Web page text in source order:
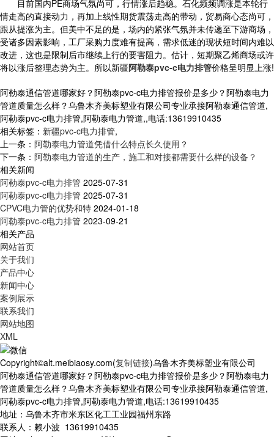
目前国内PE商场气氛尚可，行情涨后趋稳。石化频频调涨是本轮行
情走高的直接动力，再加上线性期货震荡走高的带动，贸易商心态尚可，
跟从提涨为主。但美中不足的是，场内的紧张气氛并未传递至下游商场，
受诸多因素影响，工厂采购力度难有提高，需求低迷的现状短时间内难以
改进，这也是限制后市继续上行的要害阻力。估计，短期聚乙烯商场或许
将以涨后整理态势为主。所以新疆阿勒泰pvc-c电力排管价格呈明显上涨!
阿勒泰通信管道哪家好？阿勒泰pvc-c电力排管报价是多少？阿勒泰电力
管道质量怎么样？乌鲁木齐美标塑业有限公司专业承接阿勒泰通信管道,
阿勒泰pvc-c电力排管,阿勒泰电力管道,,电话:13619910435
相关标签： 新疆pvc-c电力排管,
上一条： 阿勒泰电力管道凭借什么特点长久使用？
下一条： 阿勒泰电力管道的生产，施工和对接都需要什么样的设备？
相关新闻
阿勒泰pvc-c电力排管 2025-07-31
阿勒泰pvc-c电力排管 2025-07-31
CPVC电力管的优势和特 2024-01-18
阿勒泰pvc-c电力排管 2023-09-21
相关产品
网站首页
关于我们
产品中心
新闻中心
案例展示
联系我们
网站地图
XML
Copyright©alt.meibiaosy.com(复制链接)乌鲁木齐美标塑业有限公司
阿勒泰通信管道哪家好？阿勒泰pvc-c电力排管报价是多少？阿勒泰电力
管道质量怎么样？乌鲁木齐美标塑业有限公司专业承接阿勒泰通信管道,
阿勒泰pvc-c电力排管,阿勒泰电力管道,电话:13619910435
地址：乌鲁木齐市米东区化工工业园福州东路
联系人：赖小波 13619910435